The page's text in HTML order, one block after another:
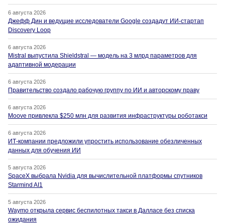
6 августа 2026
Джефф Дин и ведущие исследователи Google создадут ИИ-стартап
Discovery Loop
6 августа 2026
Mistral выпустила Shieldstral — модель на 3 млрд параметров для
адаптивной модерации
6 августа 2026
Правительство создало рабочую группу по ИИ и авторскому праву
6 августа 2026
Moove привлекла $250 млн для развития инфраструктуры роботакси
6 августа 2026
ИТ-компании предложили упростить использование обезличенных
данных для обучения ИИ
5 августа 2026
SpaceX выбрала Nvidia для вычислительной платформы спутников
Starmind AI1
5 августа 2026
Waymo открыла сервис беспилотных такси в Далласе без списка
ожидания